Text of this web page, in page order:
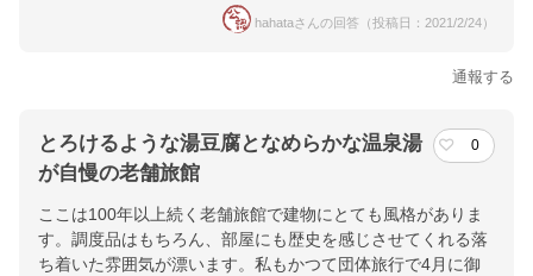
hahataさんの回答（投稿日：2021/2/24）
通報する
とろけるような湯豆腐となめらかな温泉湯
が自慢の老舗旅館
0
ここは100年以上続く老舗旅館で建物にとても風格がありま
す。調度品はもちろん、部屋にも歴史を感じさせてくれる落
ち着いた雰囲気が漂います。私もかつて団体旅行で4月に御